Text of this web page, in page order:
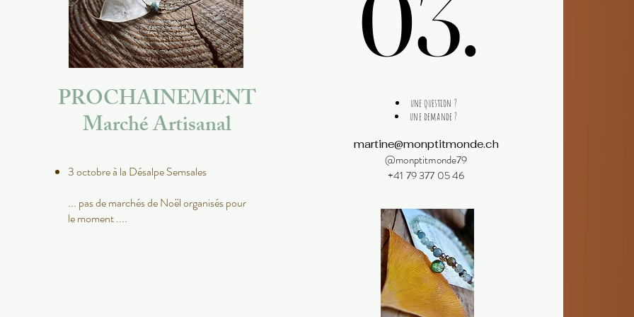
PROCHAINEMENT
Marché Artisanal
3 octobre à la Désalpe Semsales
... pas de marchés de Noël organisés pour
le moment ....
une question ?
une demande ?
martine@monptitmonde.ch
@monptitmonde79
+41 79 377 05 46